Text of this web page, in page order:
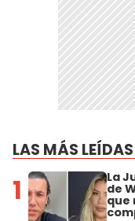
LAS MÁS LEÍDAS
1 La
de
que